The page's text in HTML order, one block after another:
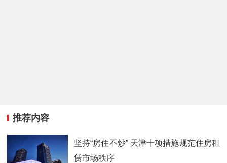
推荐内容
坚持“房住不炒” 天津十项措施规范住房租
赁市场秩序